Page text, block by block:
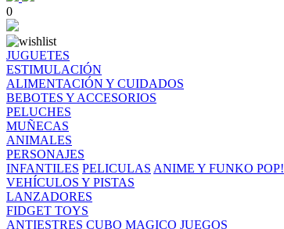
0
JUGUETES
ESTIMULACIÓN
ALIMENTACIÓN Y CUIDADOS
BEBOTES Y ACCESORIOS
PELUCHES
MUÑECAS
ANIMALES
PERSONAJES
INFANTILES PELICULAS ANIME Y FUNKO POP!
VEHÍCULOS Y PISTAS
LANZADORES
FIDGET TOYS
ANTIESTRES CUBO MAGICO JUEGOS